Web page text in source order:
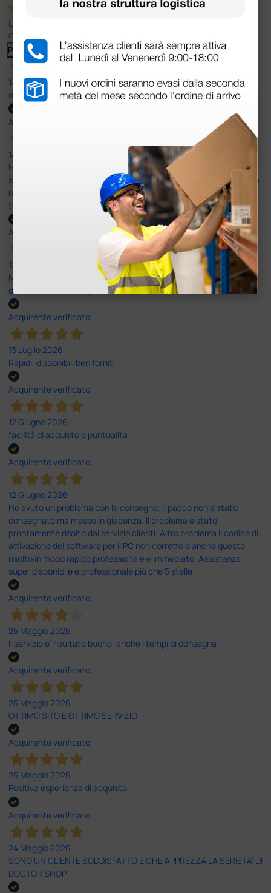
Le nostre recensioni a 4 e 5 stelle.
Clicca qui per leggerle tutte >
Precedente
Successivo
14 Luglio 2026
ottima
Acquirente verificato
14 Luglio 2026
Ho acquistato un ecografo da Doctor Shop e sono rimasto molto
soddisfatto dell'esperienza. Apparecchiatura di qualità, consegna
nei tempi previsti e un servizio clienti disponibile che ha risposto a
tutti i miei dubbi prima dell'acquisto. Consigliato
Acquirente verificato
13 Luglio 2026
Nulla da eccepire. Tutto estremamente chiaro e corretto,
dall’ordine alla consegna.
Acquirente verificato
13 Luglio 2026
Rapidi, disponibili ben forniti
Acquirente verificato
12 Giugno 2026
facilità di acquisto e puntualità
Acquirente verificato
12 Giugno 2026
Ho avuto un problema con la consegna, il pacco non è stato
consegnato ma messo in giacenza. Il problema è stato
prontamente risolto dal servizio clienti. Altro problema il codice di
attivazione del software per il PC non corretto e anche questo
risolto in modo rapido professionale e immediato. Assistenza
super disponibile e professionale più che 5 stelle
Acquirente verificato
25 Maggio 2026
Il servizio e’ risultato buono, anche i tempi di consegna
Acquirente verificato
25 Maggio 2026
OTTIMO SITO E OTTIMO SERVIZIO
Acquirente verificato
25 Maggio 2026
Positiva esperienza di acquisto
Acquirente verificato
24 Maggio 2026
SONO UN CLIENTE SODDISFATTO E CHE APPREZZA LA SERIETA' DI
DOCTOR SHOP